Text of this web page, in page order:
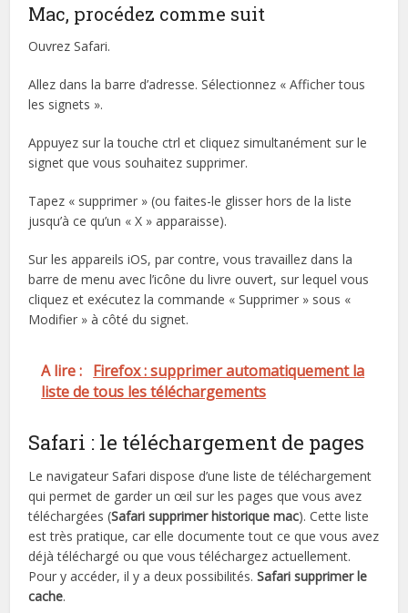
Mac, procédez comme suit
Ouvrez Safari.
Allez dans la barre d’adresse. Sélectionnez « Afficher tous
les signets ».
Appuyez sur la touche ctrl et cliquez simultanément sur le
signet que vous souhaitez supprimer.
Tapez « supprimer » (ou faites-le glisser hors de la liste
jusqu’à ce qu’un « X » apparaisse).
Sur les appareils iOS, par contre, vous travaillez dans la
barre de menu avec l’icône du livre ouvert, sur lequel vous
cliquez et exécutez la commande « Supprimer » sous «
Modifier » à côté du signet.
A lire : Firefox : supprimer automatiquement la
liste de tous les téléchargements
Safari : le téléchargement de pages
Le navigateur Safari dispose d’une liste de téléchargement
qui permet de garder un œil sur les pages que vous avez
téléchargées (Safari supprimer historique mac). Cette liste
est très pratique, car elle documente tout ce que vous avez
déjà téléchargé ou que vous téléchargez actuellement.
Pour y accéder, il y a deux possibilités.Safari supprimer le
cache.